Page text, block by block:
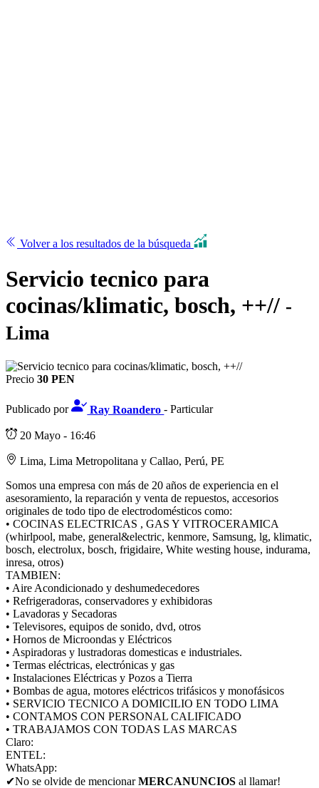
Volver a los resultados de la búsqueda
Servicio tecnico para
cocinas/klimatic, bosch, ++// -
Lima
Precio 30 PEN
Publicado por Ray Roandero- Particular
20 Mayo - 16:46
Lima, Lima Metropolitana y Callao, Perú, PE
Somos una empresa con más de 20 años de experiencia en el
asesoramiento, la reparación y venta de repuestos, accesorios
originales de todo tipo de electrodomésticos como:
• COCINAS ELECTRICAS , GAS Y VITROCERAMICA
(whirlpool, mabe, general&electric, kenmore, Samsung, lg, klimatic,
bosch, electrolux, bosch, frigidaire, White westing house, indurama,
inresa, otros)
TAMBIEN:
• Aire Acondicionado y deshumedecedores
• Refrigeradoras, conservadores y exhibidoras
• Lavadoras y Secadoras
• Televisores, equipos de sonido, dvd, otros
• Hornos de Microondas y Eléctricos
• Aspiradoras y lustradoras domesticas e industriales.
• Termas eléctricas, electrónicas y gas
• Instalaciones Eléctricas y Pozos a Tierra
• Bombas de agua, motores eléctricos trifásicos y monofásicos
• SERVICIO TECNICO A DOMICILIO EN TODO LIMA
• CONTAMOS CON PERSONAL CALIFICADO
• TRABAJAMOS CON TODAS LAS MARCAS
Claro:
ENTEL:
WhatsApp:
✔No se olvide de mencionarMERCANUNCIOS al llamar!